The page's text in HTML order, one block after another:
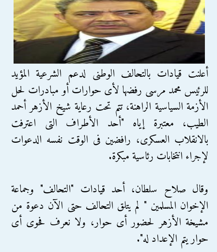
أعلنت قيادات بالتحالف الوطنى لدعم الشرعية المؤيد
للرئيس محمد مرسى رفضها لأى حوارات أو مبادرات لحل
الأزمة السياسية الراهنة، تتم تحت رعاية شيخ الأزهر أحمد
الطيب، معتبرة إياه "أحد الأطراف التى اعترفت
بالانقلاب العسكرى، رافضين فى الوقت نفسه الدعوات
لإجراء انتخابات رئاسية مبكرة.
وقال صلاح سلطان، أحد قيادات "التحالف" وجماعة
الإخوان المسلمين " لم يتلق التحالف حتى الآن دعوة من
مشيخة الأزهر لحضور أى حوار، ولا نعرف فحوى أى
حوار يتم الإعداد له".